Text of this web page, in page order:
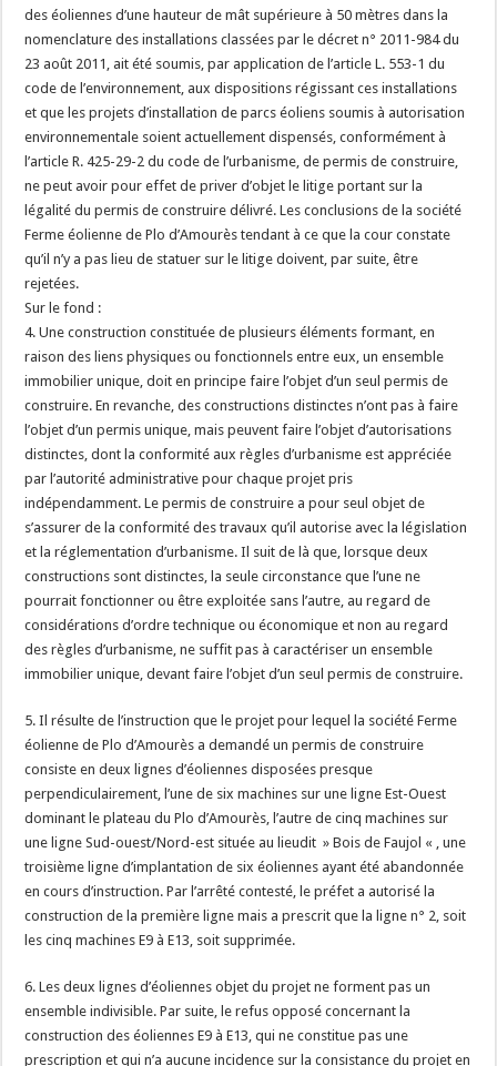
des éoliennes d’une hauteur de mât supérieure à 50 mètres dans la
nomenclature des installations classées par le décret n° 2011-984 du
23 août 2011, ait été soumis, par application de l’article L. 553-1 du
code de l’environnement, aux dispositions régissant ces installations
et que les projets d’installation de parcs éoliens soumis à autorisation
environnementale soient actuellement dispensés, conformément à
l’article R. 425-29-2 du code de l’urbanisme, de permis de construire,
ne peut avoir pour effet de priver d’objet le litige portant sur la
légalité du permis de construire délivré. Les conclusions de la société
Ferme éolienne de Plo d’Amourès tendant à ce que la cour constate
qu’il n’y a pas lieu de statuer sur le litige doivent, par suite, être
rejetées.
Sur le fond :
4. Une construction constituée de plusieurs éléments formant, en
raison des liens physiques ou fonctionnels entre eux, un ensemble
immobilier unique, doit en principe faire l’objet d’un seul permis de
construire. En revanche, des constructions distinctes n’ont pas à faire
l’objet d’un permis unique, mais peuvent faire l’objet d’autorisations
distinctes, dont la conformité aux règles d’urbanisme est appréciée
par l’autorité administrative pour chaque projet pris
indépendamment. Le permis de construire a pour seul objet de
s’assurer de la conformité des travaux qu’il autorise avec la législation
et la réglementation d’urbanisme. Il suit de là que, lorsque deux
constructions sont distinctes, la seule circonstance que l’une ne
pourrait fonctionner ou être exploitée sans l’autre, au regard de
considérations d’ordre technique ou économique et non au regard
des règles d’urbanisme, ne suffit pas à caractériser un ensemble
immobilier unique, devant faire l’objet d’un seul permis de construire.
5. Il résulte de l’instruction que le projet pour lequel la société Ferme
éolienne de Plo d’Amourès a demandé un permis de construire
consiste en deux lignes d’éoliennes disposées presque
perpendiculairement, l’une de six machines sur une ligne Est-Ouest
dominant le plateau du Plo d’Amourès, l’autre de cinq machines sur
une ligne Sud-ouest/Nord-est située au lieudit » Bois de Faujol « , une
troisième ligne d’implantation de six éoliennes ayant été abandonnée
en cours d’instruction. Par l’arrêté contesté, le préfet a autorisé la
construction de la première ligne mais a prescrit que la ligne n° 2, soit
les cinq machines E9 à E13, soit supprimée.
6. Les deux lignes d’éoliennes objet du projet ne forment pas un
ensemble indivisible. Par suite, le refus opposé concernant la
construction des éoliennes E9 à E13, qui ne constitue pas une
prescription et qui n’a aucune incidence sur la consistance du projet en